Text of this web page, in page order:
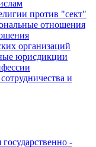
против "сект"
отношения
организаций
юрисдикции
и
-